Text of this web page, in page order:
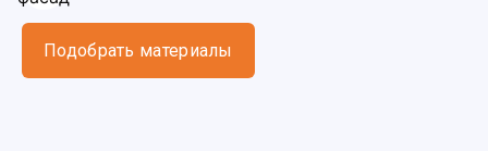
Подобрать материалы